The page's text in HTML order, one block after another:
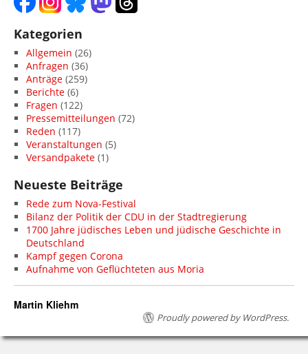
Kategorien
Allgemein (26)
Anfragen (36)
Anträge (259)
Berichte (6)
Fragen (122)
Pressemitteilungen (72)
Reden (117)
Veranstaltungen (5)
Versandpakete (1)
Neueste Beiträge
Rede zum Nova-Festival
Bilanz der Politik der CDU in der Stadtregierung
1700 Jahre jüdisches Leben und jüdische Geschichte in
Deutschland
Kampf gegen Corona
Aufnahme von Geflüchteten aus Moria
Martin Kliehm
Proudly powered by WordPress.